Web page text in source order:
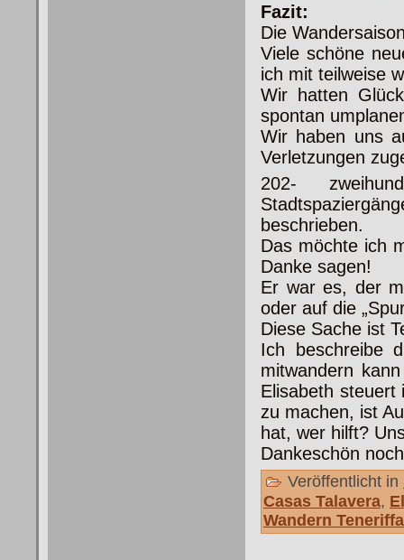
Fazit:
Die
Viele schöne
ich mit teilweise
Wir hatten
spontan
Wir haben uns
Verletzungen
202-
beschrieben.
Das möchte ich
Danke sagen!
Er war es, der
oder auf die
Diese Sache ist
Ich beschreibe
mitwandern
Elisabeth steuert
zu machen, ist
hat, wer hilft?
Dankeschön
Veröffentlicht in
Casas Talavera,
Wandern Teneriffa